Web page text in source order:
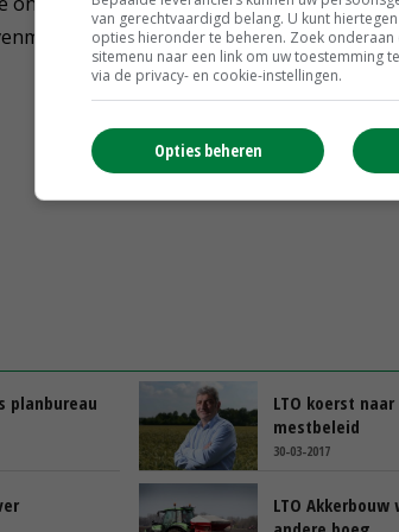
van invloed.
planbureau
LTO koerst
mestbeleid
30-03-2017
LTO
van gerechtvaardigd belang. U kunt
opties hieronder te beheren. Zoek onderaan
sitemenu naar een link om uw toestemming
via de privacy- en cookie-instellingen.
Opties beheren